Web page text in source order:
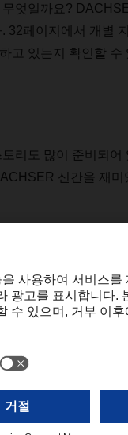
무엇일까요 ?
. 32페이지에서 개별
고 있는지 확인할 수
리도 많이 준비되어
신간을 재미